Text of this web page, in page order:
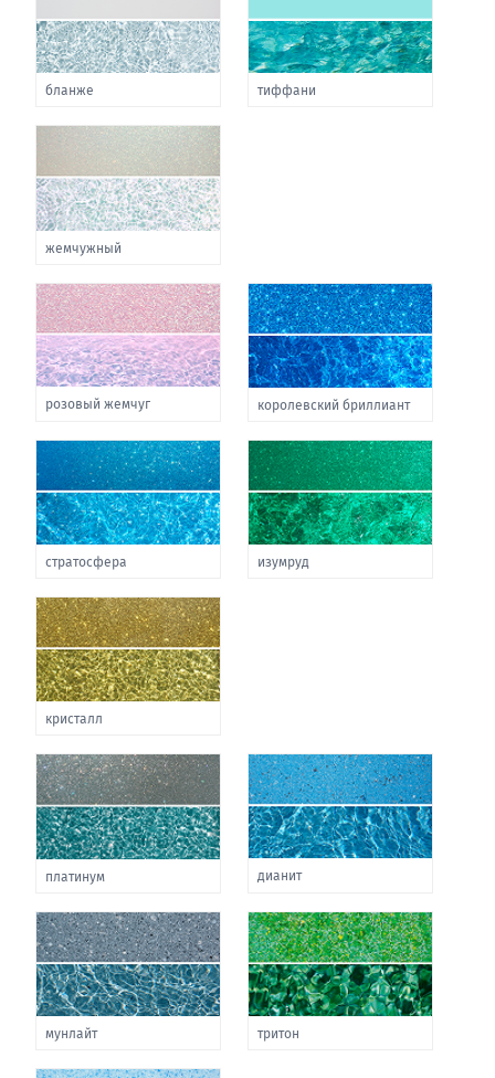
бланже тиффани
жемчужный
розовый жемчуг королевский бриллиант
стратосфера изумруд
кристалл
платинум дианит
мунлайт тритон